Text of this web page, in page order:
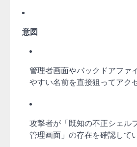
意図
管理者画面やバックドアファ
やすい名前を直接狙ってアク
攻撃者が「既知の不正シェル
管理画面」の存在を確認して